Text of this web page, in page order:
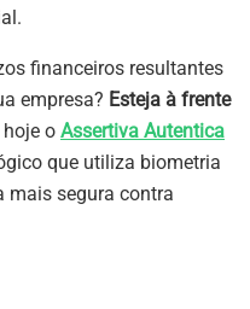
financeiros resultantes
empresa? Esteja à frente
o Assertiva Autentica
que utiliza biometria
mais segura contra